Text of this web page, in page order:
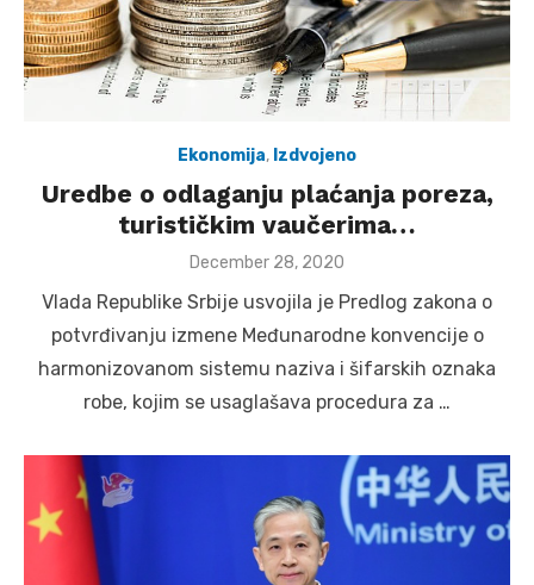
Ekonomija, Izdvojeno
Uredbe o odlaganju plaćanja poreza,
turističkim vaučerima…
Posted
December 28, 2020
Vlada Republike Srbije usvojila je Predlog zakona o
potvrđivanju izmene Međunarodne konvencije o
harmonizovanom sistemu naziva i šifarskih oznaka
robe, kojim se usaglašava procedura za …